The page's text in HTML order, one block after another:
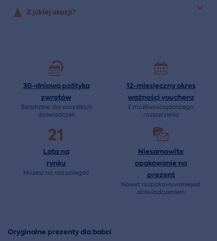
Z jakiej okazji?
30-dniowa polityka
zwrotów
Bezpłatne dla wszystkich
doświadczeń
12-miesięczny okres
ważności vouchera
Z możliwościądalszego
rozszerzenia
21
Lata na
rynku
Możesz na nas polegać
Niesamowite
opakowanie na
prezent
Nawet rozpakowywaniejest
doświadczeniem
Oryginalne prezenty dla babci